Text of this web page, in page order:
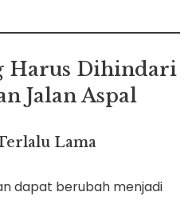
Harus Dihindari
Jalan Aspal
Lama
dapat berubah menjadi